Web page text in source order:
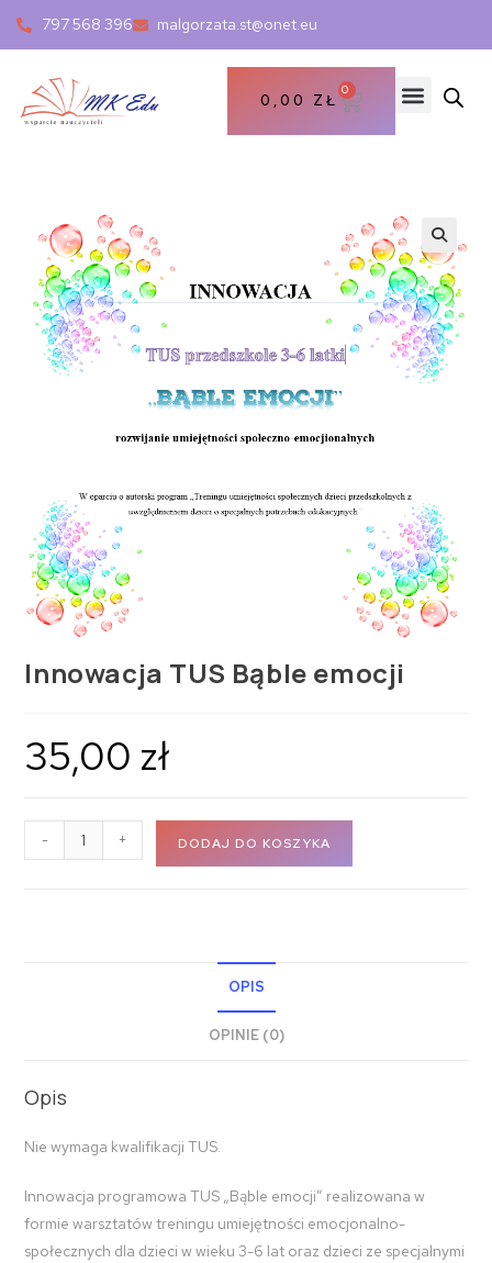
797 568 396 malgorzata.st@onet.eu
0,00 ZŁ
0
Innowacja TUS Bąble emocji
35,00 zł
- + DODAJ DO KOSZYKA
OPIS
OPINIE (0)
Opis
Nie wymaga kwalifikacji TUS.
Innowacja programowa TUS „Bąble emocji” realizowana w
formie warsztatów treningu umiejętności emocjonalno-
społecznych dla dzieci w wieku 3-6 lat oraz dzieci ze specjalnymi